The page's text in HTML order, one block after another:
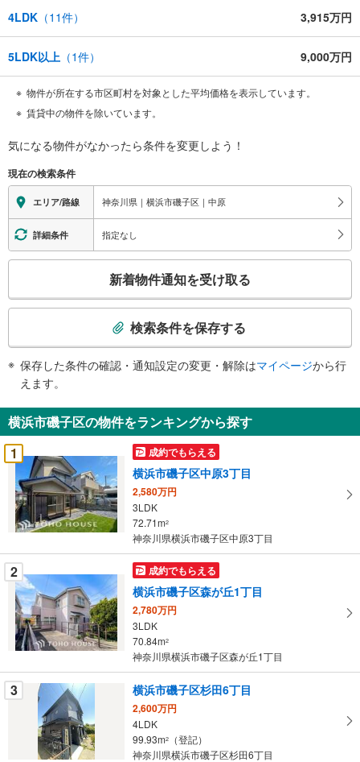
4LDK （11件） 3,915万円
5LDK以上 （1件） 9,000万円
物件が所在する市区町村を対象とした平均価格を表示しています。
賃貸中の物件を除いています。
気になる物件がなかったら条件を変更しよう！
現在の検索条件
エリア/路線 神奈川県｜横浜市磯子区｜中原
詳細条件 指定なし
検
知
を
受
け
取
る
・
条
件
を
マ
イ
ペ
ー
に
保
新着物件通知を受け取る
検索条件を保存する
保存した条件の確認・通知設定の変更・解除はマイページから行
えます。
横浜市磯子区の物件をランキングから探す
1
成約でもらえる
横浜市磯子区中原3丁目
2,580万円
3LDK
72.71m2
神奈川県横浜市磯子区中原3丁目
2 成約でもらえる
横浜市磯子区森が丘1丁目
2,780万円
3LDK
70.84m2
神奈川県横浜市磯子区森が丘1丁目
3 横浜市磯子区杉田6丁目
2,600万円
4LDK
99.93m2
（登記）
神奈川県横浜市磯子区杉田6丁目